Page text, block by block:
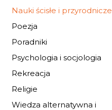
Nauki ścisłe i przyrodnicze
Poezja
Poradniki
Psychologia i socjologia
Rekreacja
Religie
Wiedza alternatywna i